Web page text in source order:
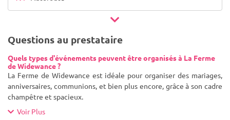
Questions au prestataire
Quels types d'événements peuvent être organisés à La Ferme
de Widewance ?
La Ferme de Widewance est idéale pour organiser des mariages,
anniversaires, communions, et bien plus encore, grâce à son cadre
champêtre et spacieux.
Voir Plus